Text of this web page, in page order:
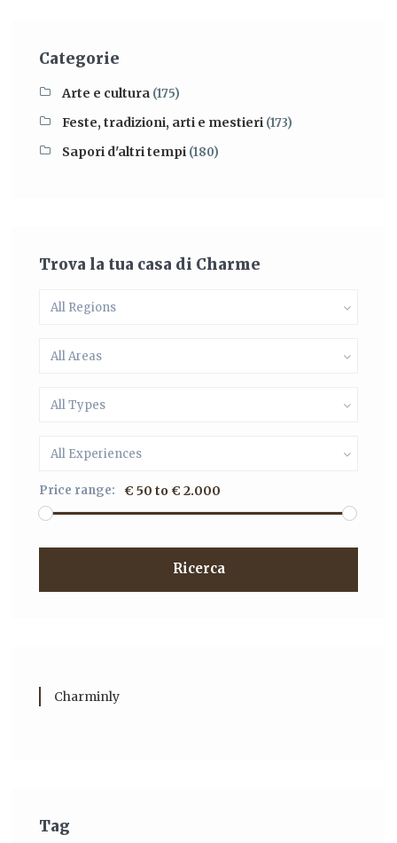
Categorie
Arte e cultura (175)
Feste, tradizioni, arti e mestieri (173)
Sapori d'altri tempi (180)
Trova la tua casa di Charme
All Regions
All Areas
All Types
All Experiences
Price range: € 50 to € 2.000
Ricerca
Charminly
Tag